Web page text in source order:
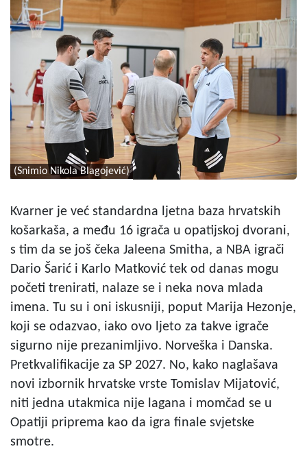
(Snimio Nikola Blagojević)
Kvarner je već standardna ljetna baza hrvatskih
košarkaša, a među 16 igrača u opatijskoj dvorani,
s tim da se još čeka Jaleena Smitha, a NBA igrači
Dario Šarić i Karlo Matković tek od danas mogu
početi trenirati, nalaze se i neka nova mlada
imena. Tu su i oni iskusniji, poput Marija Hezonje,
koji se odazvao, iako ovo ljeto za takve igrače
sigurno nije prezanimljivo. Norveška i Danska.
Pretkvalifikacije za SP 2027. No, kako naglašava
novi izbornik hrvatske vrste Tomislav Mijatović,
niti jedna utakmica nije lagana i momčad se u
Opatiji priprema kao da igra finale svjetske
smotre.